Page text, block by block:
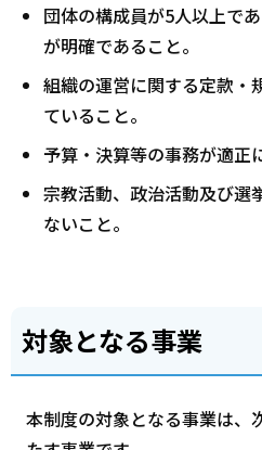
団体の構成員が5人以上で
が明確であること。
組織の運営に関する定款・
ていること。
予算・決算等の事務が適正
宗教活動、政治活動及び選
ないこと。
対象となる事業
本制度の対象となる事業は、